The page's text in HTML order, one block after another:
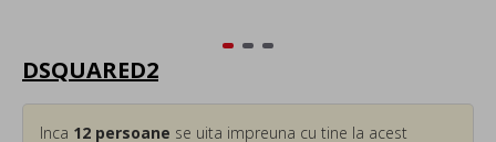
DSQUARED2
Inca 12 persoane se uita impreuna cu tine la acest